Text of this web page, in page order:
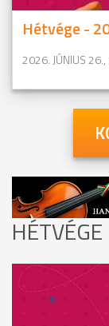
Hétvége -
2026. JÚNIUS
HÉTVÉGE